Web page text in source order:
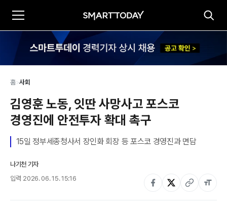
홈>사회
김영훈 노동, 잇딴 사망사고 포스코
경영진에 안전투자 확대 촉구
15일 정부세종청사서 장인화 회장 등 포스코 경영진과 면담
나기천 기자
입력 2026. 06. 15. 15:16